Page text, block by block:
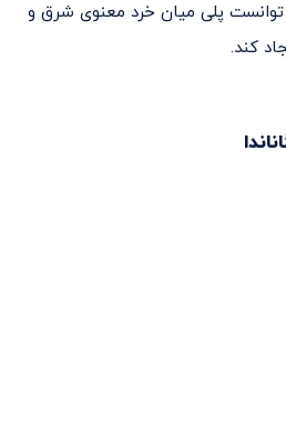
پلی میان خرد معنوی شرق و
کند.